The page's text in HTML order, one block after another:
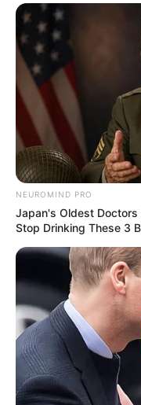
NEUROMIND PRO
Japan's Oldest
Stop Drinking These 3